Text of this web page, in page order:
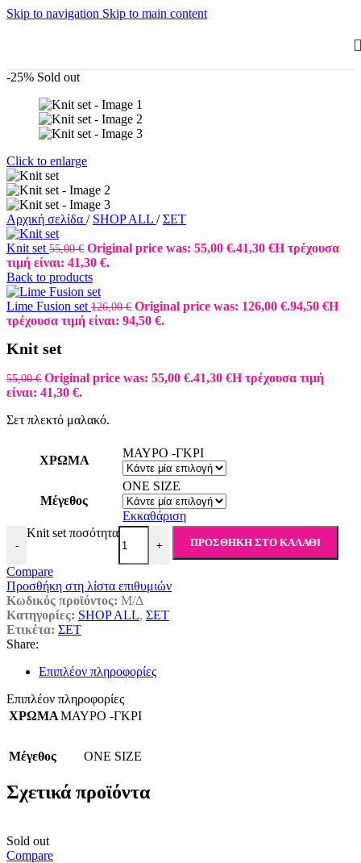
Skip to navigation Skip to main content
-25% Sold out
Click to enlarge
Αρχική σελίδα / SHOP ALL / ΣΕΤ
Knit set 55,00€ Original price was: 55,00 €.41,30 €Η τρέχουσα
τιμή είναι: 41,30 €.
Back to products
Lime Fusion set 126,00€ Original price was: 126,00 €.94,50 €Η
τρέχουσα τιμή είναι: 94,50 €.
Knit set
55,00€ Original price was: 55,00 €.41,30 €Η τρέχουσα τιμή
είναι: 41,30 €.
Σετ πλεκτό μαλακό.
ΧΡΩΜΑ
ΜΑΥΡΟ -ΓΚΡΙ
Μέγεθος
ONE SIZE
Εκκαθάριση
-
Knit set ποσότητα
+ ΠΡΟΣΘΉΚΗ ΣΤΟ ΚΑΛΆΘΙ
Compare
Προσθήκη στη λίστα επιθυμιών
Κωδικός προϊόντος: Μ/Δ
Κατηγορίες: SHOP ALL, ΣΕΤ
Ετικέτα: ΣΕΤ
Share:
Επιπλέον πληροφορίες
Επιπλέον πληροφορίες
ΧΡΩΜΑΜΑΥΡΟ -ΓΚΡΙ
Μέγεθος ONE SIZE
Σχετικά προϊόντα
Sold out
Compare